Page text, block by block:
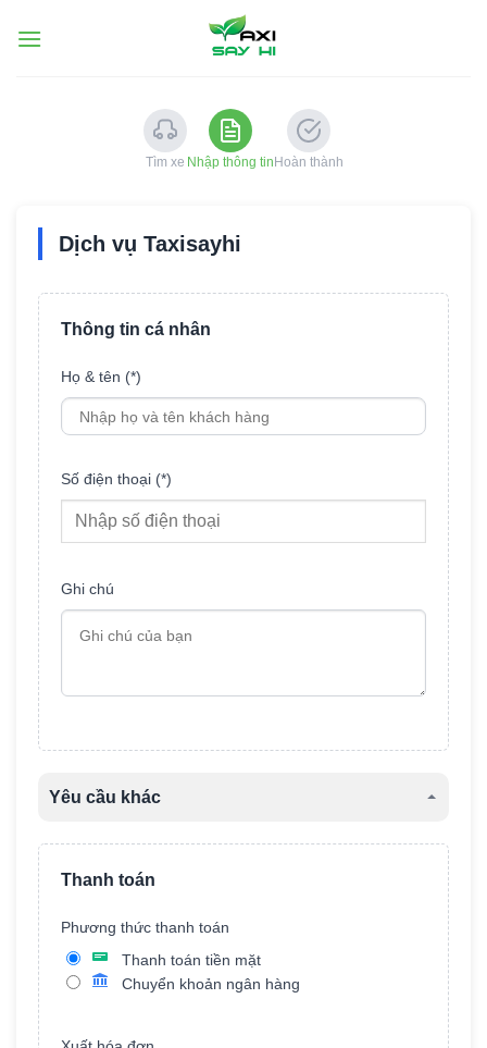
đến
Tìm xe Nhập thông tin Hoàn thành
Dịch vụ Taxisayhi
Thông tin cá nhân
Họ & tên (*)
Số điện thoại (*)
Ghi chú
Yêu cầu khác
Tên xe
Màu xe
Thanh toán
Phương thức thanh toán
Thanh toán tiền mặt
Chuyển khoản ngân hàng